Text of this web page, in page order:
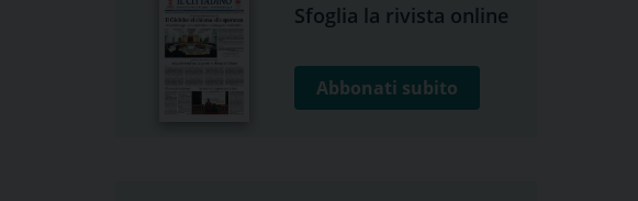
Sfoglia la rivista online
Abbonati subito